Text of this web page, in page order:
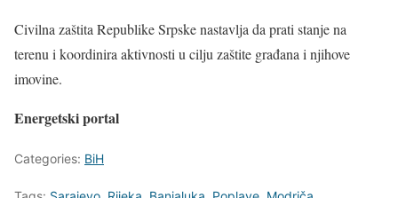
Civilna zaštita Republike Srpske nastavlja da prati stanje na
terenu i koordinira aktivnosti u cilju zaštite građana i njihove
imovine.
Energetski portal
Categories: BiH